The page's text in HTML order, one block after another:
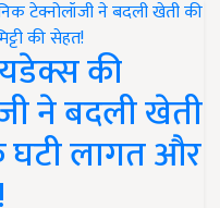
की
ने बदली खेती
घटी लागत और